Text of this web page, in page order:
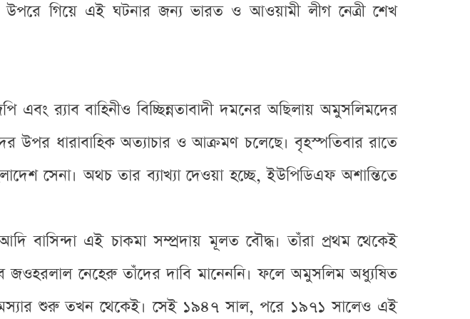
উপরে গিয়ে এই ঘটনার জন্য ভারত ও আওয়ামী লীগ নেত্রী শেখ
এবং র‌্যাব বাহিনীও বিচ্ছিন্নতাবাদী দমনের অছিলায় অমুসলিমদের
উপর ধারাবাহিক অত্যাচার ও আক্রমণ চলেছে। বৃহস্পতিবার রাতে
সেনা। অথচ তার ব্যাখ্যা দেওয়া হচ্ছে, ইউপিডিএফ অশান্তিতে
বাসিন্দা এই চাকমা সম্প্রদায় মূলত বৌদ্ধ। তাঁরা প্রথম থেকেই
জওহরলাল নেহেরু তাঁদের দাবি মানেননি। ফলে অমুসলিম অধ্যুষিত
সমস্যার শুরু তখন থেকেই। সেই ১৯৪৭ সাল, পরে ১৯৭১ সালেও এই